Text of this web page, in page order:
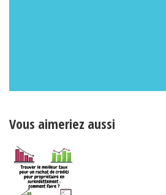
Vous aimeriez aussi